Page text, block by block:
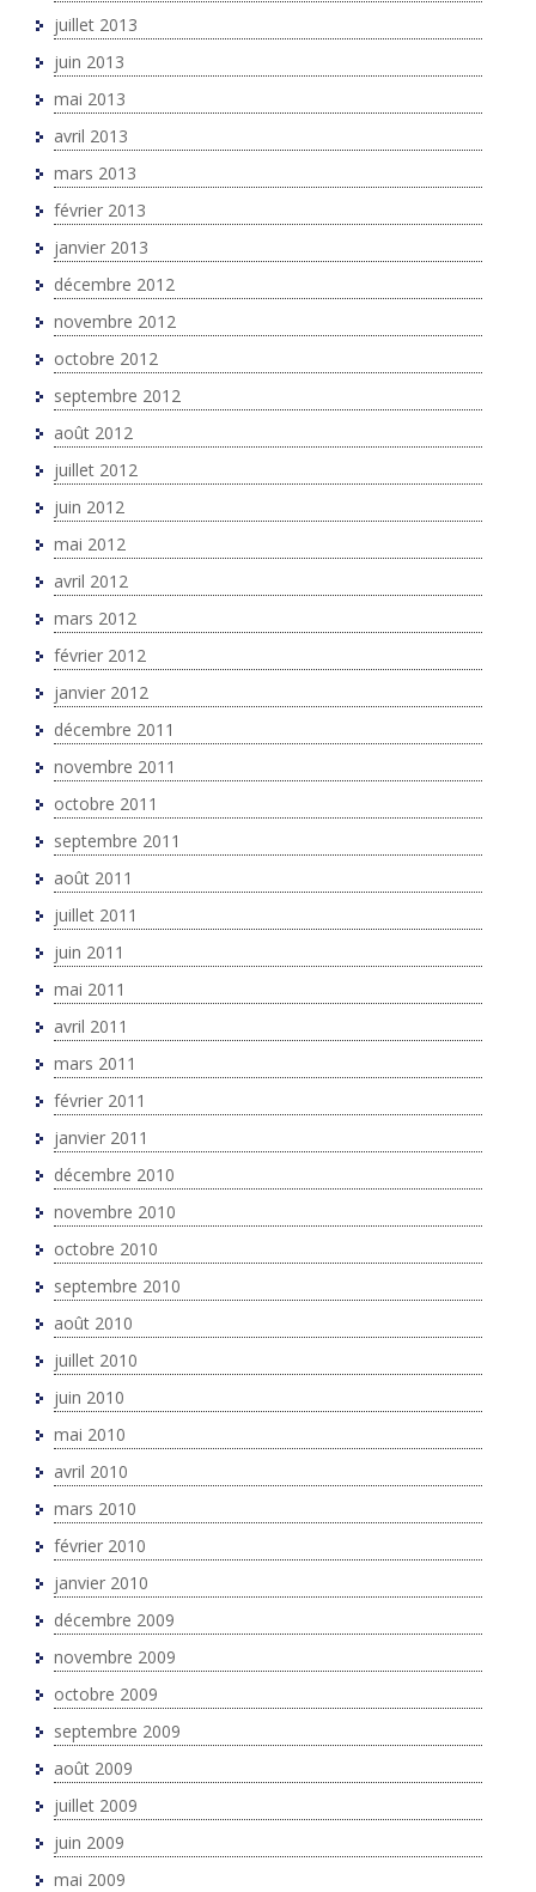
juillet 2013
juin 2013
mai 2013
avril 2013
mars 2013
février 2013
janvier 2013
décembre 2012
novembre 2012
octobre 2012
septembre 2012
août 2012
juillet 2012
juin 2012
mai 2012
avril 2012
mars 2012
février 2012
janvier 2012
décembre 2011
novembre 2011
octobre 2011
septembre 2011
août 2011
juillet 2011
juin 2011
mai 2011
avril 2011
mars 2011
février 2011
janvier 2011
décembre 2010
novembre 2010
octobre 2010
septembre 2010
août 2010
juillet 2010
juin 2010
mai 2010
avril 2010
mars 2010
février 2010
janvier 2010
décembre 2009
novembre 2009
octobre 2009
septembre 2009
août 2009
juillet 2009
juin 2009
mai 2009